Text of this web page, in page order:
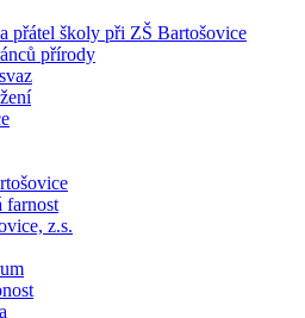
přátel školy při ZŠ Bartošovice
přírody
farnost
z.s.